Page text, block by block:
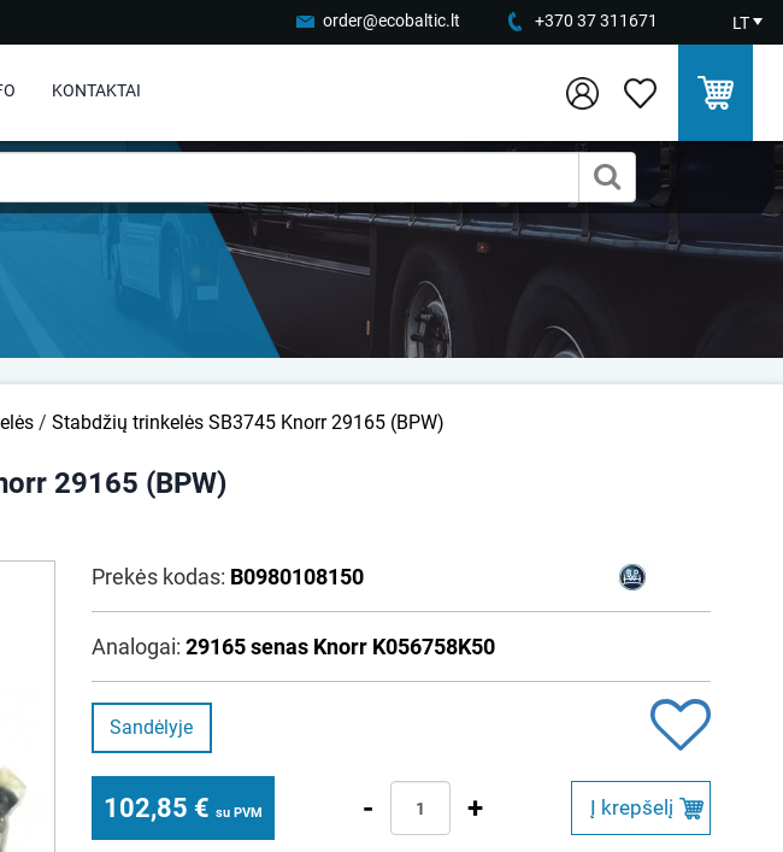
order@ecobaltic.lt +370 37 311671 LT
KONTAKTAI
/ Stabdžių trinkelės SB3745 Knorr 29165 (BPW)
29165 (BPW)
Prekės kodas: B0980108150
Analogai: 29165 senas Knorr K056758K50
Sandėlyje
102,85 € su PVM - + Į krepšelį